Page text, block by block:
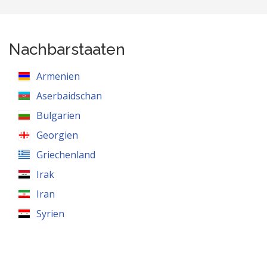
Nachbarstaaten
Armenien
Aserbaidschan
Bulgarien
Georgien
Griechenland
Irak
Iran
Syrien